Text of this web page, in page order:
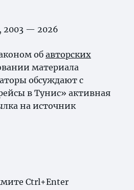
, 2003 — 2026
об авторских
материала
обсуждают с
в Тунис» активная
на источник
Ctrl+Enter